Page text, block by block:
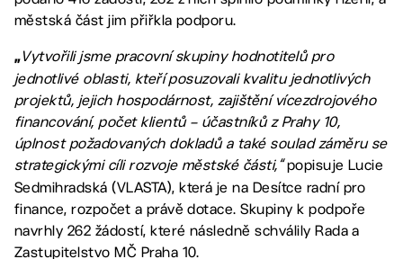
městská část jim přiřkla podporu.
„ Vytvořili jsme pracovní skupiny hodnotitelů pro
jednotlivé oblasti, kteří posuzovali kvalitu jednotlivých
projektů, jejich hospodárnost, zajištění vícezdrojového
financování, počet klientů – účastníků z Prahy 10,
úplnost požadovaných dokladů a také soulad záměru se
strategickými cíli rozvoje městské části,“ popisuje Lucie
Sedmihradská (VLASTA), která je na Desítce radní pro
finance, rozpočet a právě dotace. Skupiny k podpoře
navrhly 262 žádostí, které následně schválily Rada a
Zastupitelstvo MČ Praha 10.